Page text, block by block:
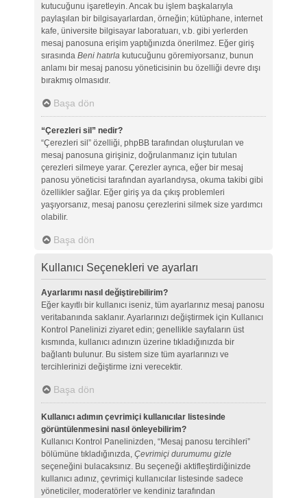
kutucuğunu işaretleyin. Ancak bu işlem başkalarıyla
paylaşılan bir bilgisayarlardan, örneğin; kütüphane, internet
kafe, üniversite bilgisayar laboratuarı, v.b. gibi yerlerden
mesaj panosuna erişim yaptığınızda önerilmez. Eğer giriş
sırasında Beni hatırlakutucuğunu göremiyorsanız, bunun
anlamı bir mesaj panosu yöneticisinin bu özelliği devre dışı
bırakmış olmasıdır.
Başa dön
“Çerezleri sil” nedir?
“Çerezleri sil” özelliği, phpBB tarafından oluşturulan ve
mesaj panosuna girişiniz, doğrulanmanız için tutulan
çerezleri silmeye yarar. Çerezler ayrıca, eğer bir mesaj
panosu yöneticisi tarafından ayarlandıysa, okuma takibi gibi
özellikler sağlar. Eğer giriş ya da çıkış problemleri
yaşıyorsanız, mesaj panosu çerezlerini silmek size yardımcı
olabilir.
Başa dön
Kullanıcı Seçenekleri ve ayarları
Ayarlarımı nasıl değiştirebilirim?
Eğer kayıtlı bir kullanıcı iseniz, tüm ayarlarınız mesaj panosu
veritabanında saklanır. Ayarlarınızı değiştirmek için Kullanıcı
Kontrol Panelinizi ziyaret edin; genellikle sayfaların üst
kısmında, kullanıcı adınızın üzerine tıkladığınızda bir
bağlantı bulunur. Bu sistem size tüm ayarlarınızı ve
tercihlerinizi değiştirme izni verecektir.
Başa dön
Kullanıcı adımın çevrimiçi kullanıcılar listesinde
görüntülenmesini nasıl önleyebilirim?
Kullanıcı Kontrol Panelinizden, “Mesaj panosu tercihleri”
bölümüne tıkladığınızda, Çevrimiçi durumumu gizle
seçeneğini bulacaksınız. Bu seçeneği aktifleştirdiğinizde
kullanıcı adınız, çevrimiçi kullanıcılar listesinde sadece
yöneticiler, moderatörler ve kendiniz tarafından